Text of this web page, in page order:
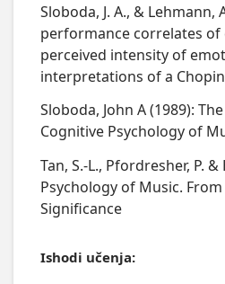
Sloboda, J. A., & Lehmann,
performance correlates of
perceived intensity of
interpretations of a
Sloboda, John A (1989):
Cognitive Psychology of
Tan, S.-L., Pfordresher, P. &
Psychology of Music.
Significance
Ishodi učenja: